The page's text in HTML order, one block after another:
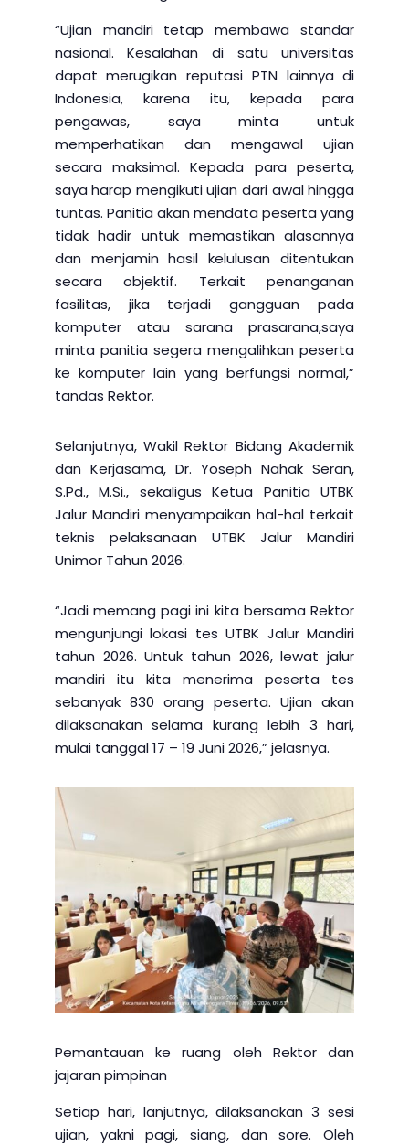
“Ujian mandiri tetap membawa standar
nasional. Kesalahan di satu universitas
dapat merugikan reputasi PTN lainnya di
Indonesia, karena itu, kepada para
pengawas, saya minta untuk
memperhatikan dan mengawal ujian
secara maksimal. Kepada para peserta,
saya harap mengikuti ujian dari awal hingga
tuntas. Panitia akan mendata peserta yang
tidak hadir untuk memastikan alasannya
dan menjamin hasil kelulusan ditentukan
secara objektif. Terkait penanganan
fasilitas, jika terjadi gangguan pada
komputer atau sarana prasarana,saya
minta panitia segera mengalihkan peserta
ke komputer lain yang berfungsi normal,”
tandas Rektor.
Selanjutnya, Wakil Rektor Bidang Akademik
dan Kerjasama, Dr. Yoseph Nahak Seran,
S.Pd., M.Si., sekaligus Ketua Panitia UTBK
Jalur Mandiri menyampaikan hal-hal terkait
teknis pelaksanaan UTBK Jalur Mandiri
Unimor Tahun 2026.
“Jadi memang pagi ini kita bersama Rektor
mengunjungi lokasi tes UTBK Jalur Mandiri
tahun 2026. Untuk tahun 2026, lewat jalur
mandiri itu kita menerima peserta tes
sebanyak 830 orang peserta. Ujian akan
dilaksanakan selama kurang lebih 3 hari,
mulai tanggal 17 – 19 Juni 2026,” jelasnya.
Pemantauan ke ruang oleh Rektor dan
jajaran pimpinan
Setiap hari, lanjutnya, dilaksanakan 3 sesi
ujian, yakni pagi, siang, dan sore. Oleh